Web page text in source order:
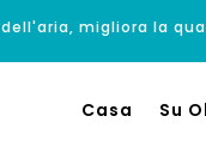
migliora la
Casa Su